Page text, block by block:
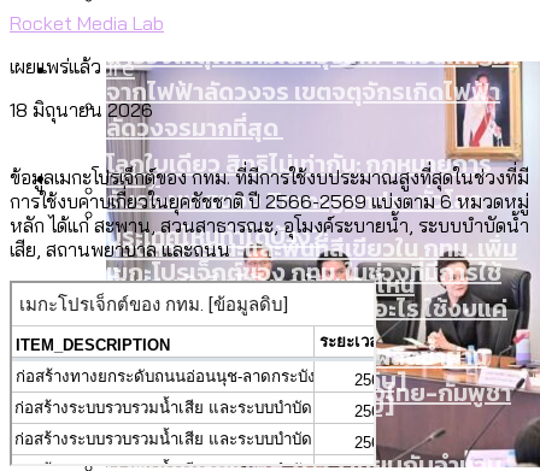
โดยเขตจตุจักรสูงสุด
สำรวจเหตุไฟไหม้ในกรุงเทพฯ ส่วนใหญ่มา
จากไฟฟ้าลัดวงจร เขตจตุจักรเกิดไฟฟ้า
ลัดวงจรมากที่สุด
สวนสาธารณะและพื้นที่สีเขียวใน กทม. เพิ่ม
ขึ้นและเข้าถึงได้มากน้อยแค่ไหน
ขยะมูลฝอย 2568 [ข้อมูลดิบ]
Culture
โลกใบเดียว สิทธิไม่เท่ากัน: กฎหมายการ
รับรองเพศของ Transgender ทั่วโลก
ประเทศไหนทำได้บ้าง?
สำรวจ Hate Speech ที่ถูกผลิตซ้ำผ่าน
วิดีโอ AI ในช่วงความขัดแย้งไทย-กัมพูชา
[ข้อมูลดิบ]
Economy
เมกะโปรเจ็กต์ของ กทม. ในช่วงที่มีการใช้
งบคาบเกี่ยวในยุคชัชชาติ มีอะไร ใช้งบแค่
ไหน
Future
สังคมผู้สูงอายุไทย [ข้อมูลดิบ]
Database
Rocket Media Lab
เผยแพร่แล้ว
18 มิถุนายน 2026
ข้อมูลเมกะโปรเจ็กต์ของ กทม. ที่มีการใช้งบประมาณสูงที่สุดในช่วงที่มี
การใช้งบคาบเกี่ยวในยุคชัชชาติ ปี 2566-2569 แบ่งตาม 6 หมวดหมู่
หลัก ได้แก่ สะพาน, สวนสาธารณะ, อุโมงค์ระบายน้ำ, ระบบบำบัดน้ำ
เสีย, สถานพยาบาล และถนน